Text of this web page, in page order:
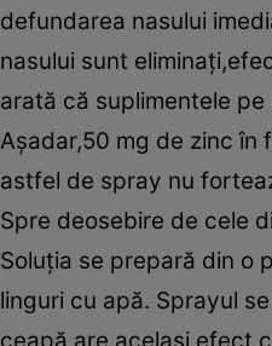
defundarea nasului
nasului sunt
arată că suplimentele
Aşadar,50 mg de zinc în
astfel de spray nu
Spre deosebire de cele
Soluţia se prepară din o
linguri cu apă. Sprayul